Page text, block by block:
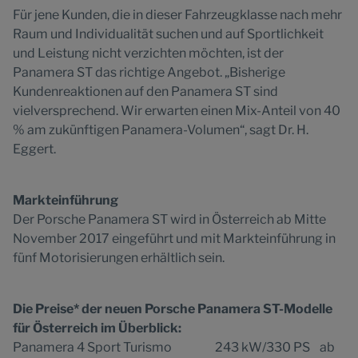
Für jene Kunden, die in dieser Fahrzeugklasse nach mehr
Raum und Individualität suchen und auf Sportlichkeit
und Leistung nicht verzichten möchten, ist der
Panamera ST das richtige Angebot. „Bisherige
Kundenreaktionen auf den Panamera ST sind
vielversprechend. Wir erwarten einen Mix-Anteil von 40
% am zukünftigen Panamera-Volumen“, sagt Dr. H.
Eggert.
Markteinführung
Der Porsche Panamera ST wird in Österreich ab Mitte
November 2017 eingeführt und mit Markteinführung in
fünf Motorisierungen erhältlich sein.
Die Preise* der neuen Porsche Panamera ST-Modelle
für Österreich im Überblick:
Panamera 4 Sport Turismo 243 kW/330 PS ab